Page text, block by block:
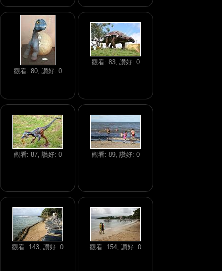
觀看: 80, 讚好: 0
觀看: 83, 讚好: 0
觀看: 87, 讚好: 0 觀看: 89, 讚好: 0
觀看: 143, 讚好: 0 觀看: 154, 讚好: 0